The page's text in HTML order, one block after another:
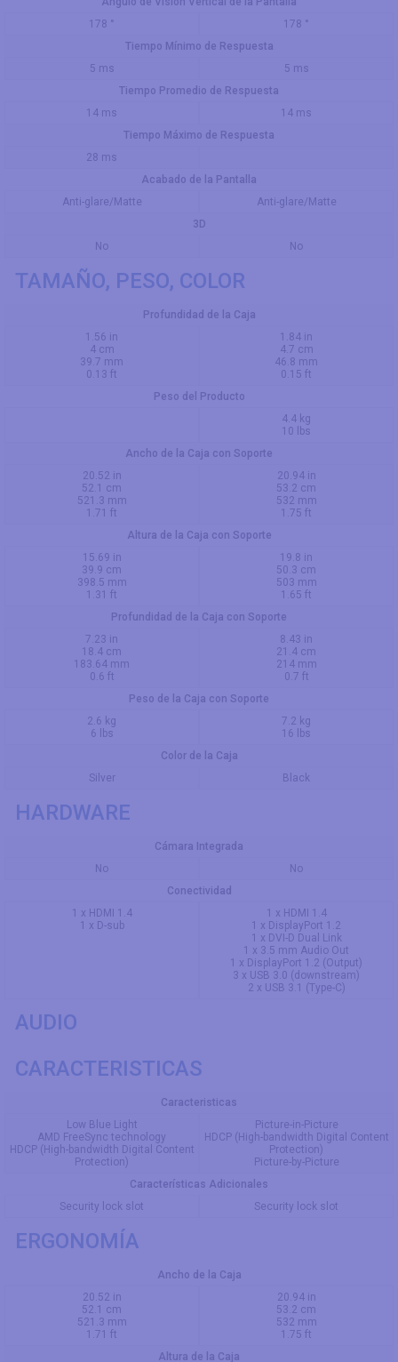
178 °
178 °
Tiempo Mínimo de Respuesta
5 ms
5 ms
Tiempo Promedio de Respuesta
14 ms
14 ms
Tiempo Máximo de Respuesta
28 ms
Acabado de la Pantalla
Anti-glare/Matte
Anti-glare/Matte
3D
No
No
TAMAÑO, PESO, COLOR
Profundidad de la Caja
1.56 in
4 cm
39.7 mm
0.13 ft
1.84 in
4.7 cm
46.8 mm
0.15 ft
Peso del Producto
4.4 kg
10 lbs
Ancho de la Caja con Soporte
20.52 in
52.1 cm
521.3 mm
1.71 ft
20.94 in
53.2 cm
532 mm
1.75 ft
Altura de la Caja con Soporte
15.69 in
39.9 cm
398.5 mm
1.31 ft
19.8 in
50.3 cm
503 mm
1.65 ft
Profundidad de la Caja con Soporte
7.23 in
18.4 cm
183.64 mm
0.6 ft
8.43 in
21.4 cm
214 mm
0.7 ft
Peso de la Caja con Soporte
2.6 kg
6 lbs
7.2 kg
16 lbs
Color de la Caja
Silver
Black
HARDWARE
Cámara Integrada
No
No
Conectividad
1 x HDMI 1.4
1 x D-sub
1 x HDMI 1.4
1 x DisplayPort 1.2
1 x DVI-D Dual Link
1 x 3.5 mm Audio Out
1 x DisplayPort 1.2 (Output)
3 x USB 3.0 (downstream)
2 x USB 3.1 (Type-C)
AUDIO
CARACTERISTICAS
Caracteristicas
Low Blue Light
AMD FreeSync technology
HDCP (High-bandwidth Digital Content
Protection)
Picture-in-Picture
HDCP (High-bandwidth Digital Content
Protection)
Picture-by-Picture
Características Adicionales
Security lock slot
Security lock slot
ERGONOMÍA
Ancho de la Caja
20.52 in
52.1 cm
521.3 mm
1.71 ft
20.94 in
53.2 cm
532 mm
1.75 ft
Altura de la Caja